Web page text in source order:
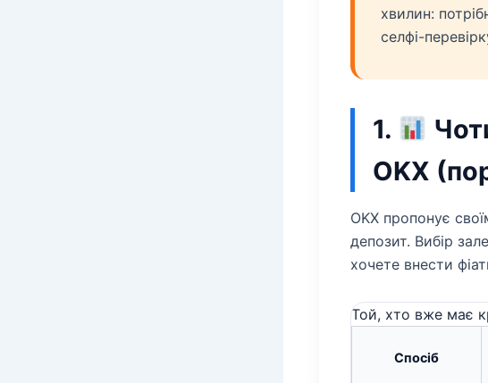
хвилин:
селфі-
1.
OKX
OKX пропонує
депозит. Вибір
хочете внести
Той, хто вже має
Спосіб